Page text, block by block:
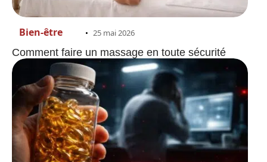
Bien-être 25 mai 2026
Comment faire un massage en toute sécurité